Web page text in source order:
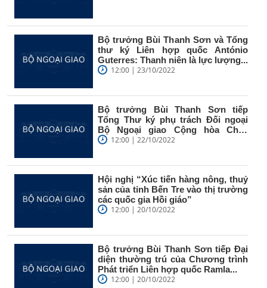
Bộ trưởng Bùi Thanh Sơn và Tổng
thư ký Liên hợp quốc António
Guterres: Thanh niên là lực lượng...
12:00 | 23/10/2022
Bộ trưởng Bùi Thanh Sơn tiếp
Tổng Thư ký phụ trách Đối ngoại
Bộ Ngoại giao Cộng hòa Chile
Alex...12:00 | 22/10/2022
Hội nghị “Xúc tiến hàng nông, thuỷ
sản của tỉnh Bến Tre vào thị trường
các quốc gia Hồi giáo”
12:00 | 20/10/2022
Bộ trưởng Bùi Thanh Sơn tiếp Đại
diện thường trú của Chương trình
Phát triển Liên hợp quốc Ramla...
12:00 | 20/10/2022